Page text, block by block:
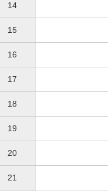
14
15
16
17
18
19
20
21